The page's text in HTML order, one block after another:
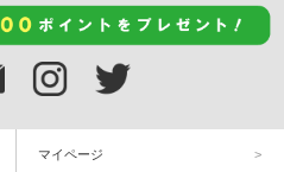
マイページ